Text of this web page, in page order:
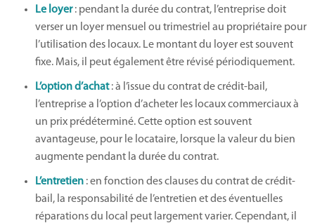
Le loyer: pendant la durée du contrat, l’entreprise doit
verser un loyer mensuel ou trimestriel au propriétaire pour
l’utilisation des locaux. Le montant du loyer est souvent
fixe. Mais, il peut également être révisé périodiquement.
L’option d’achat: à l’issue du contrat de crédit-bail,
l’entreprise a l’option d’acheter les locaux commerciaux à
un prix prédéterminé. Cette option est souvent
avantageuse, pour le locataire, lorsque la valeur du bien
augmente pendant la durée du contrat.
L’entretien : en fonction des clauses du contrat de crédit-
bail, la responsabilité de l’entretien et des éventuelles
réparations du local peut largement varier. Cependant, il